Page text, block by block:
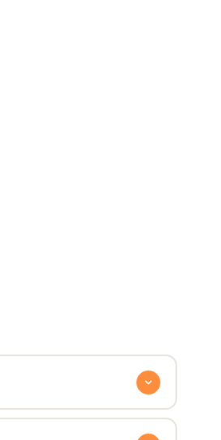
a odolnou. Produkt si
při prvním oblečení.